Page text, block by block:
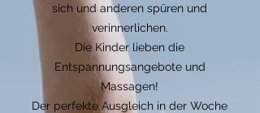
sich und anderen spüren und
verinnerlichen.
​Die Kinder lieben die
Entspannungsangebote und
Massagen!
Der perfekte Ausgleich in der Woche